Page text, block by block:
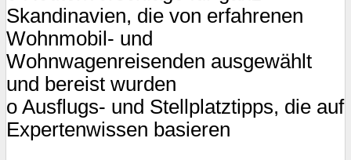
Skandinavien, die von erfahrenen
Wohnmobil- und
Wohnwagenreisenden ausgewählt
und bereist wurden
o Ausflugs- und Stellplatztipps, die auf
Expertenwissen basieren